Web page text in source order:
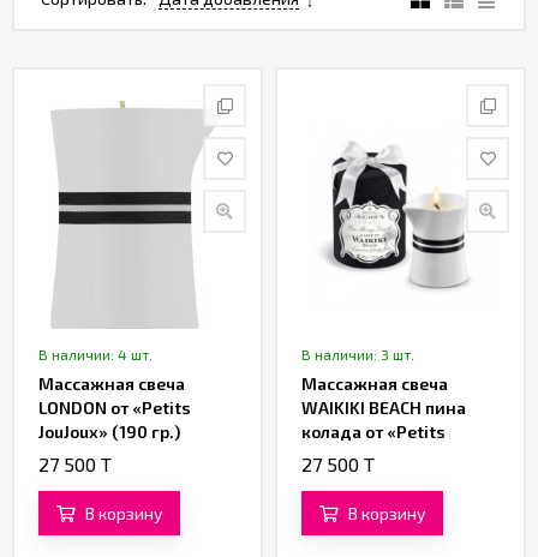
качества
Отзывы
В наличии: 4 шт.
Массажная свеча
LONDON от «Petits
JouJoux» (190 гр.)
27 500 T
В корзину
В наличии: 3 шт.
Массажная свеча
WAIKIKI BEACH пина
колада от «Petits
JouJoux» (190 гр.)
27 500 T
В корзину